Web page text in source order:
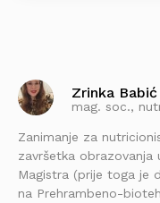
Zrinka Babić
mag. soc.,
Zanimanje za
završetka obrazovanja
Magistra (prije toga je
na Prehrambeno-